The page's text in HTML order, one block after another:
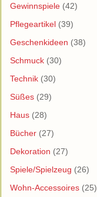
Gewinnspiele (42)
Pflegeartikel (39)
Geschenkideen (38)
Schmuck (30)
Technik (30)
Süßes (29)
Haus (28)
Bücher (27)
Dekoration (27)
Spiele/Spielzeug (26)
Wohn-Accessoires (25)